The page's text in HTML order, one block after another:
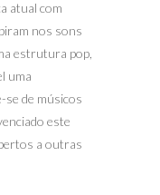
atual com
nos sons
estrutura pop,
uma
se de músicos
este
a outras